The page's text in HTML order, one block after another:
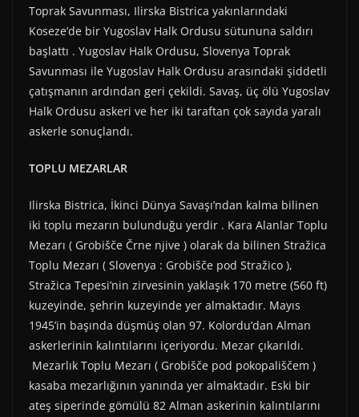
Toprak Savunması, Ilirska Bistrica yakınlarındaki
Koseze’de bir Yugoslav Halk Ordusu sütununa saldırı
başlattı . Yugoslav Halk Ordusu, Slovenya Toprak
Savunması ile Yugoslav Halk Ordusu arasındaki şiddetli
çatışmanın ardından geri çekildi. Savaş, üç ölü Yugoslav
Halk Ordusu askeri ve her iki taraftan çok sayıda yaralı
askerle sonuçlandı.
TOPLU MEZARLAR
Ilirska Bistrica, İkinci Dünya Savaşı’ndan kalma bilinen
iki toplu mezarın bulunduğu yerdir . Kara Alanlar Toplu
Mezarı ( Grobišče Črne njive ) olarak da bilinen Stražica
Toplu Mezarı ( Slovenya : Grobišče pod Stražico ),
Stražica Tepesi’nin zirvesinin yaklaşık 170 metre (560 ft)
kuzeyinde, şehrin kuzeyinde yer almaktadır. Mayıs
1945’in başında düşmüş olan 97. Kolordu’dan Alman
askerlerinin kalıntılarını içeriyordu. Mezar çıkarıldı.
Mezarlık Toplu Mezarı ( Grobišče pod pokopališčem )
kasaba mezarlığının yanında yer almaktadır. Eski bir
ateş siperinde gömülü 82 Alman askerinin kalıntılarını